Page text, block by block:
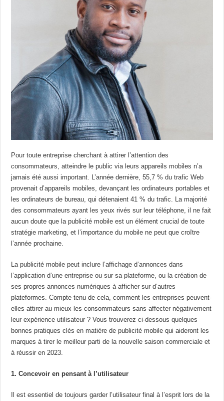
Pour toute entreprise cherchant à attirer l’attention des
consommateurs, atteindre le public via leurs appareils mobiles n’a
jamais été aussi important. L’année dernière, 55,7 % du trafic Web
provenait d’appareils mobiles, devançant les ordinateurs portables et
les ordinateurs de bureau, qui détenaient 41 % du trafic. La majorité
des consommateurs ayant les yeux rivés sur leur téléphone, il ne fait
aucun doute que la publicité mobile est un élément crucial de toute
stratégie marketing, et l’importance du mobile ne peut que croître
l’année prochaine.
La publicité mobile peut inclure l’affichage d’annonces dans
l’application d’une entreprise ou sur sa plateforme, ou la création de
ses propres annonces numériques à afficher sur d’autres
plateformes. Compte tenu de cela, comment les entreprises peuvent-
elles attirer au mieux les consommateurs sans affecter négativement
leur expérience utilisateur ? Vous trouverez ci-dessous quelques
bonnes pratiques clés en matière de publicité mobile qui aideront les
marques à tirer le meilleur parti de la nouvelle saison commerciale et
à réussir en 2023.
1. Concevoir en pensant à l’utilisateur
Il est essentiel de toujours garder l’utilisateur final à l’esprit lors de la